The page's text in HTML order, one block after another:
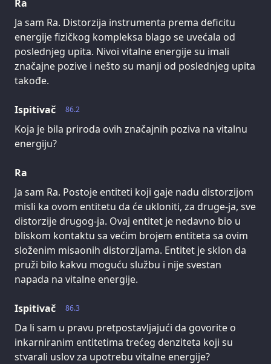
Ra
Ja sam Ra. Distorzija instrumenta prema deficitu
energije fizičkog kompleksa blago se uvećala od
poslednjeg upita. Nivoi vitalne energije su imali
značajne pozive i nešto su manji od poslednjeg upita
takođe.
86.2
Ispitivač
Koja je bila priroda ovih značajnih poziva na vitalnu
energiju?
Ra
Ja sam Ra. Postoje entiteti koji gaje nadu distorzijom
misli ka ovom entitetu da će ukloniti, za druge-ja, sve
distorzije drugog-ja. Ovaj entitet je nedavno bio u
bliskom kontaktu sa većim brojem entiteta sa ovim
složenim misaonih distorzijama. Entitet je sklon da
pruži bilo kakvu moguću službu i nije svestan
napada na vitalne energije.
86.3
Ispitivač
Da li sam u pravu pretpostavljajući da govorite o
inkarniranim entitetima trećeg denziteta koji su
stvarali uslov za upotrebu vitalne energije?